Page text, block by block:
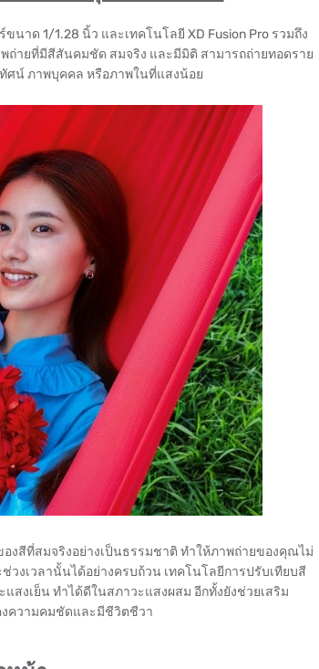
นาด 1/1.28 นิ้ว และเทคโนโลยี XD Fusion Pro รวมถึง
ถ่ายที่มีสีสันคมชัด สมจริง และมีมิติ สามารถถ่ายทอดราย
ทัศน์ ภาพบุคคล หรือภาพในที่แสงน้อย
งสีที่สมจริงอย่างเป็นธรรมชาติ ทำให้ภาพถ่ายของคุณไม่
งเวลานั้นได้อย่างครบถ้วน เทคโนโลยีการปรับเทียบสี
งเย็น ทำได้ดีในสภาวะแสงผสม อีกทั้งยังช่วยเสริม
ความคมชัดและมีชีวิตชีวา